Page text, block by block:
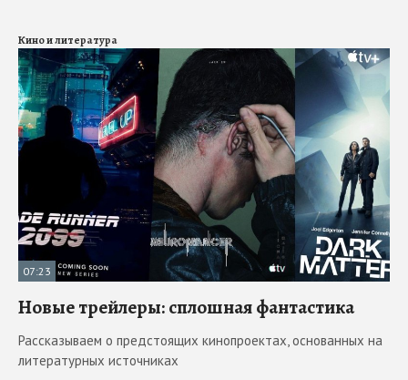
Кино и литература
07:23
Новые трейлеры: сплошная фантастика
Рассказываем о предстоящих кинопроектах, основанных на
литературных источниках